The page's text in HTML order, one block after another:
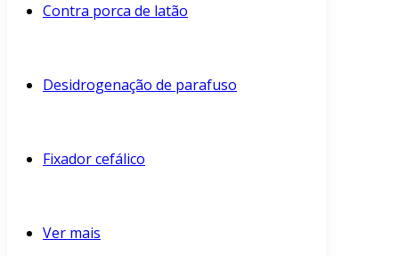
Contra porca de latão
Desidrogenação de parafuso
Fixador cefálico
Ver mais